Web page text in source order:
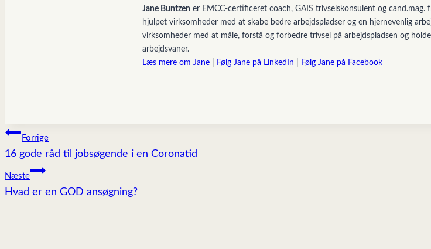
Jane Buntzen er EMCC-certificeret coach, GAIS trivselskonsulent og cand.mag.
hjulpet virksomheder med at skabe bedre arbejdspladser og en hjernevenlig
virksomheder med at måle, forstå og forbedre trivsel på arbejdspladsen og
arbejdsvaner.
Læs mere om Jane
Følg Jane på LinkedIn Følg Jane på Facebook
INDLÆGSNAVIGATION
Forrige
16 gode råd til jobsøgende i en Coronatid
Næste
Hvad er en GOD ansøgning?